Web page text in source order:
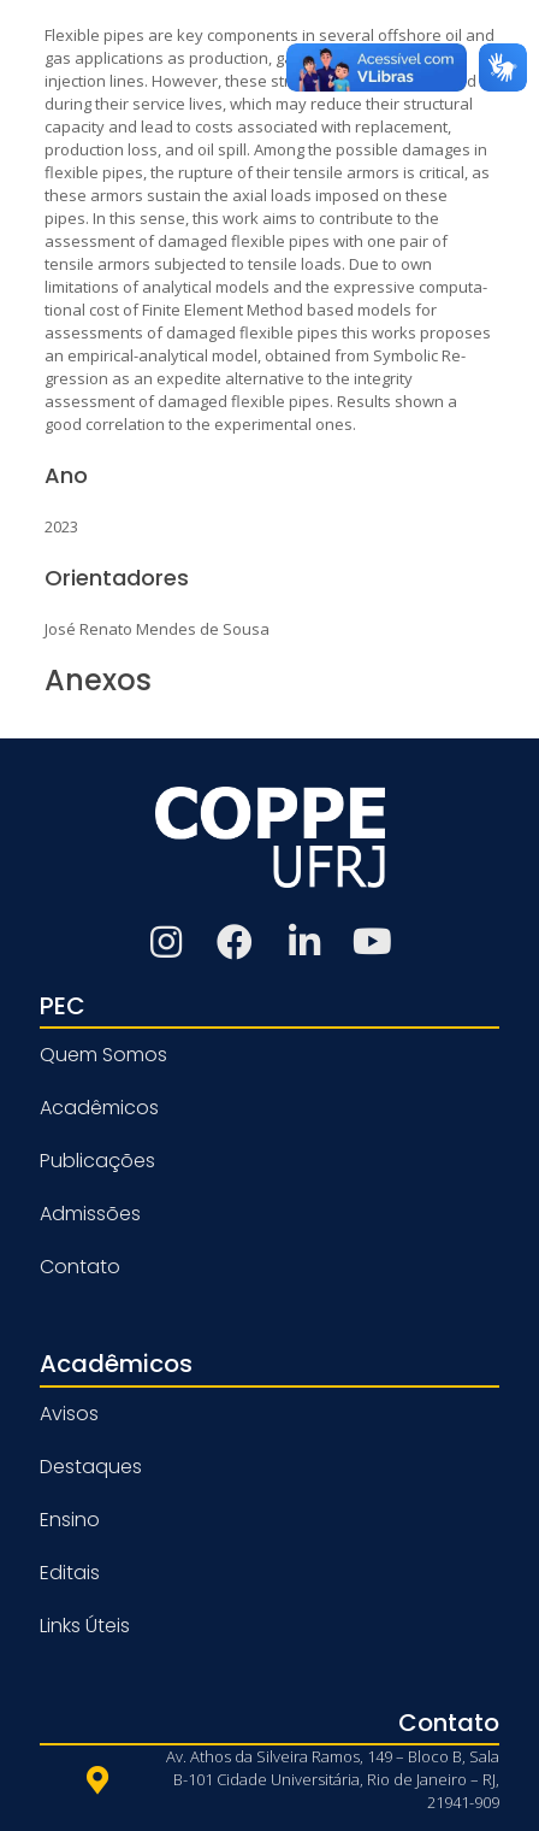
Flexible pipes are key components in several offshore oil and
gas applications as production, gas lift, or gas and water
injection lines. However, these structures may be damaged
during their service lives, which may reduce their structural
capacity and lead to costs associated with replacement,
production loss, and oil spill. Among the possible damages in
flexible pipes, the rupture of their tensile armors is critical, as
these armors sustain the axial loads imposed on these
pipes. In this sense, this work aims to contribute to the
assessment of damaged flexible pipes with one pair of
tensile armors subjected to tensile loads. Due to own
limitations of analytical models and the expressive computa-
tional cost of Finite Element Method based models for
assessments of damaged flexible pipes this works proposes
an empirical-analytical model, obtained from Symbolic Re-
gression as an expedite alternative to the integrity
assessment of damaged flexible pipes. Results shown a
good correlation to the experimental ones.
Ano
2023
Orientadores
José Renato Mendes de Sousa
Anexos
PEC
Quem Somos
Acadêmicos
Publicações
Admissões
Contato
Acadêmicos
Avisos
Destaques
Ensino
Editais
Links Úteis
Contato
Av. Athos da Silveira Ramos, 149 – Bloco B, Sala
B-101 Cidade Universitária, Rio de Janeiro – RJ,
21941-909